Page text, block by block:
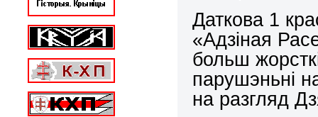
Даткова 1
«Адзіная
больш
парушэньні
на разгляд